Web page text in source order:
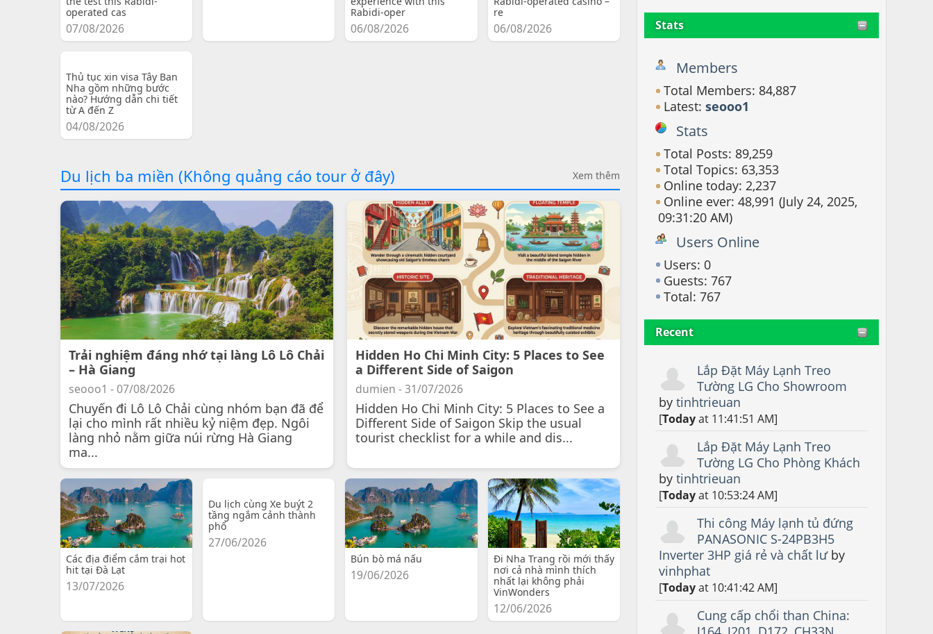
Stats
Members
Total Members: 84,887
Latest:seooo1
Stats
Total Posts: 89,259
Total Topics: 63,353
Online today: 2,237
Online ever: 48,991 (July 24, 2025,
09:31:20 AM)
Users Online
Users: 0
Guests: 767
Total: 767
Recent
Lắp Đặt Máy Lạnh Treo
Tường LG Cho Showroom
bytinhtrieuan
[Todayat 11:41:51 AM]
Lắp Đặt Máy Lạnh Treo
Tường LG Cho Phòng Khách
bytinhtrieuan
[Todayat 10:53:24 AM]
Thi công Máy lạnh tủ đứng
PANASONIC S-24PB3H5
Inverter 3HP giá rẻ và chất lưby
vinhphat
[Todayat 10:41:42 AM]
Cung cấp chổi than China:
operated cas
07/08/2026
Rabidi-oper
06/08/2026
re
06/08/2026
Thủ tục xin visa Tây Ban
Nha gồm những bước
nào? Hướng dẫn chi tiết
từ A đến Z
04/08/2026
Du lịch ba miền (Không quảng cáo tour ở đây) Xem thêm
Trải nghiệm đáng nhớ tại làng Lô Lô Chải
– Hà Giang
seooo1 - 07/08/2026
Chuyến đi Lô Lô Chải cùng nhóm bạn đã để
lại cho mình rất nhiều kỷ niệm đẹp. Ngôi
làng nhỏ nằm giữa núi rừng Hà Giang
ma...
Hidden Ho Chi Minh City: 5 Places to See
a Different Side of Saigon
dumien - 31/07/2026
Hidden Ho Chi Minh City: 5 Places to See a
Different Side of Saigon Skip the usual
tourist checklist for a while and dis...
Các địa điểm cắm trại hot
hit tại Đà Lạt
13/07/2026
Du lịch cùng Xe buýt 2
tầng ngắm cảnh thành
phố
27/06/2026
Bún bò má nấu
19/06/2026
Đi Nha Trang rồi mới thấy
nơi cả nhà mình thích
nhất lại không phải
VinWonders
12/06/2026